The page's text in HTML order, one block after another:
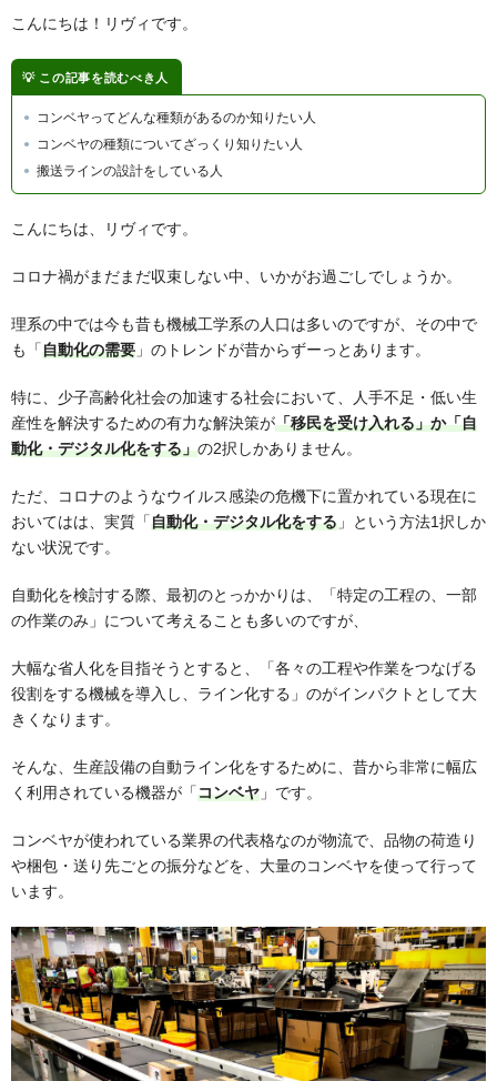
こんにちは！リヴィです。
この記事を読むべき人
コンベヤってどんな種類があるのか知りたい人
コンベヤの種類についてざっくり知りたい人
搬送ラインの設計をしている人
こんにちは、リヴィです。
コロナ禍がまだまだ収束しない中、いかがお過ごしでしょうか。
理系の中では今も昔も機械工学系の人口は多いのですが、その中で
も「自動化の需要 」のトレンドが昔からずーっとあります。
特に、少子高齢化社会の加速する社会において、人手不足・低い生
産性を解決するための有力な解決策が「移民を受け入れる」か「自
動化・デジタル化をする」の2択しかありません。
ただ、コロナのようなウイルス感染の危機下に置かれている現在に
おいてはは、実質「自動化・デジタル化をする 」という方法1択しか
ない状況です。
自動化を検討する際、最初のとっかかりは、「特定の工程の、一部
の作業のみ」について考えることも多いのですが、
大幅な省人化を目指そうとすると、「各々の工程や作業をつなげる
役割をする機械を導入し、ライン化する」のがインパクトとして大
きくなります。
そんな、生産設備の自動ライン化をするために、昔から非常に幅広
く利用されている機器が「コンベヤ 」です。
コンベヤが使われている業界の代表格なのが物流で、品物の荷造り
や梱包・送り先ごとの振分などを、大量のコンベヤを使って行って
います。